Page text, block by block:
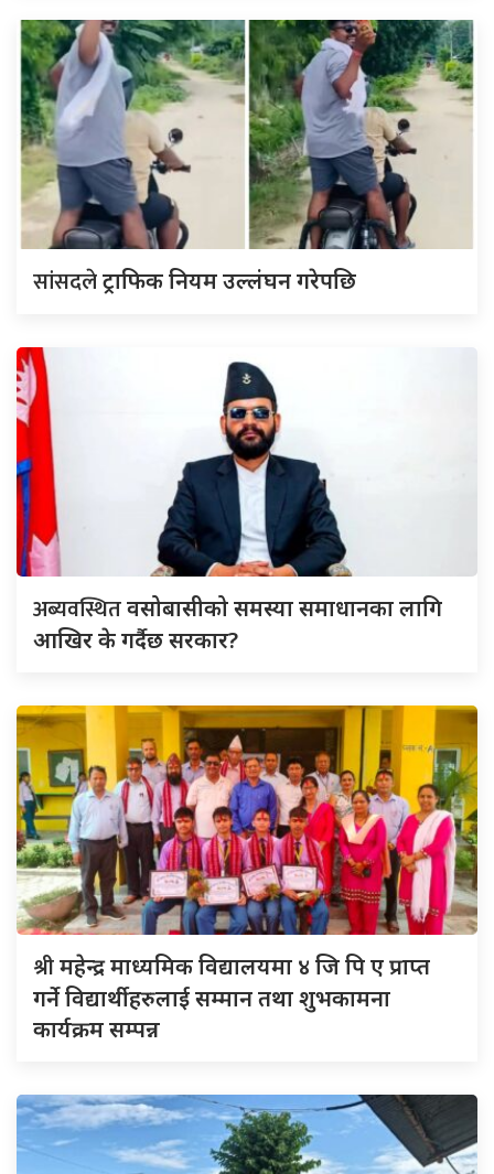
सांसदलेट्राफिक नियम उल्लंघन गरेपछि
अब्यवस्थितवसोबासीको समस्या समाधानका लागि
आखिर के गर्दैछ सरकार?
श्रीमहेन्द्र माध्यमिक विद्यालयमा ४ जि पि ए प्राप्त
गर्ने विद्यार्थीहरुलाई सम्मान तथा शुभकामना
कार्यक्रम सम्पन्न